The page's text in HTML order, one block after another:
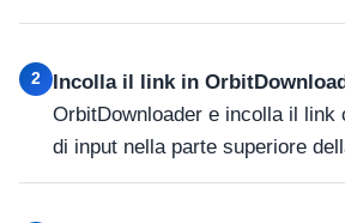
2 Incolla il link in
OrbitDownloader e incolla il link
di input nella parte superiore